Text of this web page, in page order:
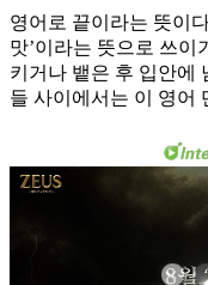
영어로 끝이라는 뜻이
맛’이라는 뜻으로 쓰이
키거나 뱉은 후 입안에
들 사이에서는 이 영어